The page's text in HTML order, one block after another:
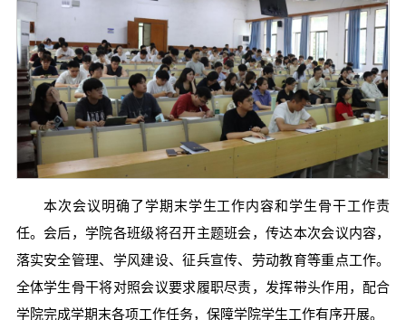
本次会议明确了学期末学生工作内容和学生骨干工作责
任。会后，学院各班级将召开主题班会，传达本次会议内容，
落实安全管理、学风建设、征兵宣传、劳动教育等重点工作。
全体学生骨干将对照会议要求履职尽责，发挥带头作用，配合
学院完成学期末各项工作任务，保障学院学生工作有序开展。